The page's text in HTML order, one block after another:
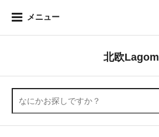
メニュー
北欧Lagom